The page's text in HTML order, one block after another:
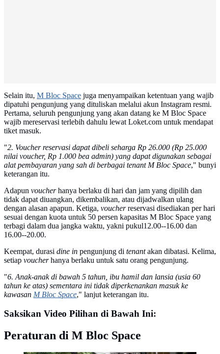
Selain itu, M Bloc Space juga menyampaikan ketentuan yang wajib
dipatuhi pengunjung yang dituliskan melalui akun Instagram resmi.
Pertama, seluruh pengunjung yang akan datang ke M Bloc Space
wajib mereservasi terlebih dahulu lewat Loket.com untuk mendapat
tiket masuk.
"2. Voucher reservasi dapat dibeli seharga Rp 26.000 (Rp 25.000
nilai voucher, Rp 1.000 bea admin) yang dapat digunakan sebagai
alat pembayaran yang sah di berbagai tenant M Bloc Space," bunyi
keterangan itu.
Adapun voucherhanya berlaku di hari dan jam yang dipilih dan
tidak dapat diuangkan, dikembalikan, atau dijadwalkan ulang
dengan alasan apapun. Ketiga, voucherreservasi disediakan per hari
sesuai dengan kuota untuk 50 persen kapasitas M Bloc Space yang
terbagi dalam dua jangka waktu, yakni pukul12.00--16.00 dan
16.00--20.00.
Keempat, durasi dine in pengunjung di tenantakan dibatasi. Kelima,
setiap voucherhanya berlaku untuk satu orang pengunjung.
"6. Anak-anak di bawah 5 tahun, ibu hamil dan lansia (usia 60
tahun ke atas) sementara ini tidak diperkenankan masuk ke
kawasan M Bloc Space," lanjut keterangan itu.
Saksikan Video Pilihan di Bawah Ini:
Peraturan di M Bloc Space